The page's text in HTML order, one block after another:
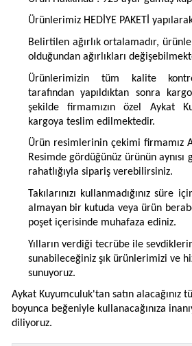
Ürünlerimiz HEDİYE PAKETİ
Belirtilen ağırlık ortalamadır,
olduğundan ağırlıkları
Ürünlerimizin tüm kalite
tarafından yapıldıktan sonra
şekilde firmamızın özel Aykat
kargoya teslim edilmektedir.
Ürün resimlerinin çekimi firmamız
Resimde gördüğünüz ürünün aynısı
rahatlığıyla sipariş verebilirsiniz.
Takılarınızı kullanmadığınız süre
almayan bir kutuda veya ürün
poşet içerisinde muhafaza ediniz.
Yılların verdiği tecrübe ile
sunabileceğiniz şık ürünlerimizi ve
sunuyoruz.
Aykat Kuyumculuk'tan satın alacağınız
boyunca beğeniyle kullanacağınıza
diliyoruz.